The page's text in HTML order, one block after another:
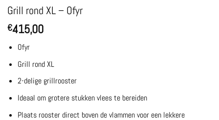
Grill rond XL – Ofyr
€415,00
Ofyr
Grill rond XL
2-delige grillrooster
Ideaal om grotere stukken vlees te bereiden
Plaats rooster direct boven de vlammen voor een lekkere